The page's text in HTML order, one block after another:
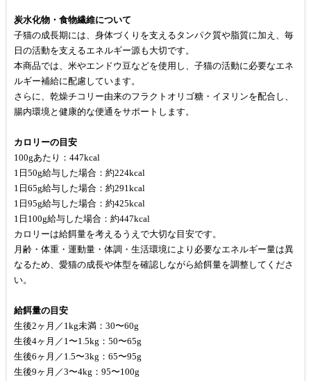
炭水化物・食物繊維について
子猫の成長期には、身体づくりを支えるタンパク質や脂質に加え、毎
日の活動を支えるエネルギー源も大切です。
本商品では、米やエンドウ豆などを使用し、子猫の活動に必要なエネ
ルギー補給に配慮しています。
さらに、乾燥チコリー由来のフラクトオリゴ糖・イヌリンを配合し、
腸内環境と健康的な便通をサポートします。
カロリーの目安
100gあたり：447kcal
1日50g給与した場合：約224kcal
1日65g給与した場合：約291kcal
1日95g給与した場合：約425kcal
1日100g給与した場合：約447kcal
カロリーは給餌量を考えるうえで大切な目安です。
月齢・体重・運動量・体調・生活環境により必要なエネルギー量は異
なるため、愛猫の成長や体型を確認しながら給餌量を調整してくださ
い。
給餌量の目安
生後2ヶ月／1kg未満：30〜60g
生後4ヶ月／1〜1.5kg：50〜65g
生後6ヶ月／1.5〜3kg：65〜95g
生後9ヶ月／3〜4kg：95〜100g